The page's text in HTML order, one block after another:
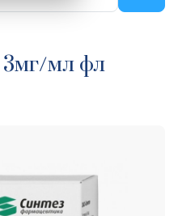
3мг/мл фл